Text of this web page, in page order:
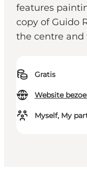
features
copy of Guido
the centre and
Gratis
Website
Myself, My